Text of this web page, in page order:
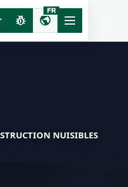
pest_control public
FR
NUISIBLES